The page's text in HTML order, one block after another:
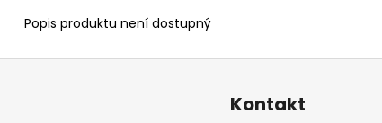
Popis produktu není dostupný
Kontakt